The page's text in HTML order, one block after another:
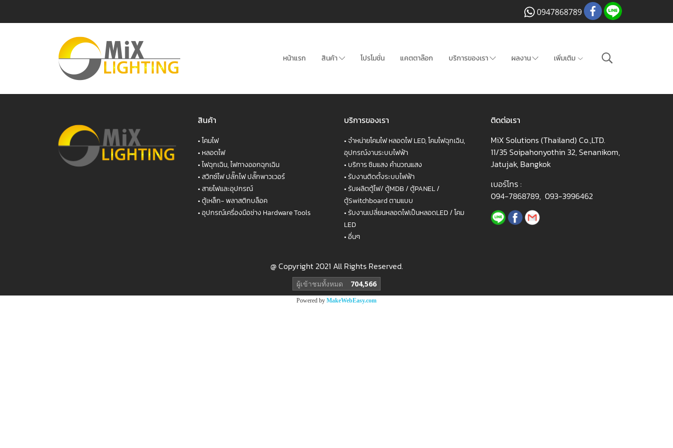
0947868789
หน้าแรก สินค้า โปรโมชั่น แคตตาล๊อก บริการของเรา ผลงาน เพิ่มเติม
สินค้า
•โคมไฟ
• หลอดไฟ
•ไฟฉุกเฉิน, ไฟทางออกฉุกเฉิน
•สวิทซ์ไฟ ปลั๊กไฟ ปลั๊กพาวเวอร์
•สายไฟและอุปกรณ์
•ตู้เหล็ก- พลาสติกบล็อค
•อุปกรณ์เครื่องมือช่าง Hardware Tools
บริการของเรา
•จำหน่ายโคมไฟ หลอดไฟ LED, โคมไฟฉุกเฉิน,
อุปกรณ์งานระบบไฟฟ้า
• บริการ ซิมแสง คำนวณแสง
•รับงานติดตั้งระบบไฟฟ้า
•รับผลิตตู้ไฟ/ ตู้MDB / ตู้PANEL /
ตู้Switchboard ตามแบบ
•รับงานเปลี่ยนหลอดไฟเป็นหลอดLED / โคม
LED
•อื่นๆ
ติดต่อเรา
MiX Solutions (Thailand) Co.,LTD.
11/35 Soipahonyothin 32, Senanikom,
Jatujak, Bangkok
เบอร์โทร :
094-7868789, 093-3996462
@ Copyright 2021 All Rights Reserved.
ผู้เข้าชมทั้งหมด 704,566
Powered by MakeWebEasy.com